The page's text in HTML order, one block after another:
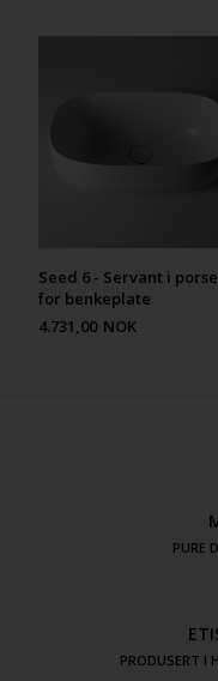
Seed 6 - Servant i
for benkeplate
4.731,00 NOK
PURE
PRODUSERT I